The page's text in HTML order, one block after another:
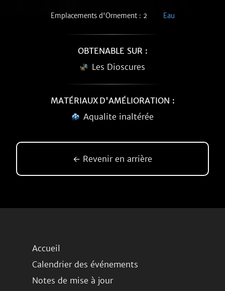
Emplacements d'Ornement : 2 Eau
OBTENABLE SUR :
Les Dioscures
MATÉRIAUX D'AMÉLIORATION :
Aqualite inaltérée
← Revenir en arrière
Accueil
Calendrier des événements
Notes de mise à jour